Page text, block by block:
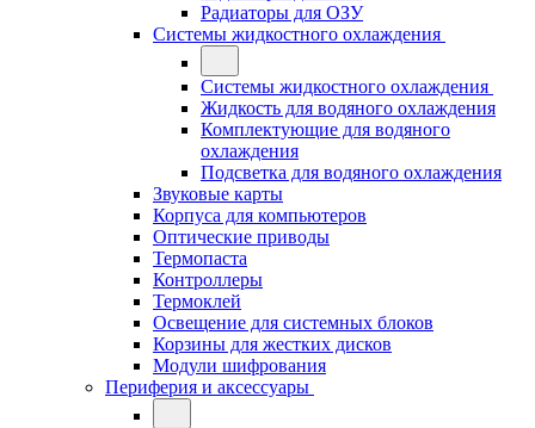
Радиаторы для ОЗУ
Системы жидкостного охлаждения
Системы жидкостного охлаждения
Жидкость для водяного охлаждения
Комплектующие для водяного
охлаждения
Подсветка для водяного охлаждения
Звуковые карты
Корпуса для компьютеров
Оптические приводы
Термопаста
Контроллеры
Термоклей
Освещение для системных блоков
Корзины для жестких дисков
Модули шифрования
Периферия и аксессуары